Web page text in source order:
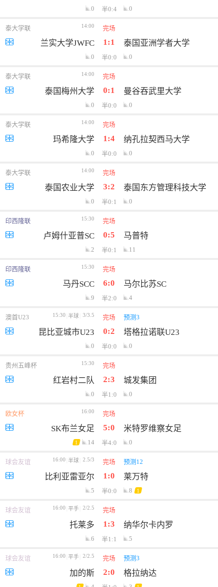
0 半0:4 0
泰大学联 14:00 完场
兰实大学JWFC 1:1 泰国亚洲学者大学
0 半0:0 0
泰大学联 14:00 完场
泰国梅州大学 0:1 曼谷吞武里大学
0 半0:0 0
泰大学联 14:00 完场
玛希隆大学 1:4 纳孔拉契西马大学
0 半0:0 0
泰大学联 14:00 完场
泰国农业大学 3:2 泰国东方管理科技大学
0 半0:1 0
印西隆联 15:30 完场
卢姆什亚普SC 0:5 马普特
2 半0:1 11
印西隆联 15:30 完场
马丹SCC 6:0 马尔比苏SC
9 半2:0 4
澳首U23 15:30 半球 3/3.5 完场 预测3
昆比亚城市U23 0:2 塔格拉诺联U23
0 半0:0 0
贵州五峰杯 15:30 完场
红岩村二队 2:3 城发集团
0 半1:0 0
欧女杯 16:00 完场
SK布兰女足 5:0 米特罗维察女足
1 14 半4:0 0
球会友谊 16:00 半球 2.5/3 完场 预测12
比利亚雷亚尔 1:0 莱万特
5 半0:0 8 1
球会友谊 16:00 平手 2/2.5 完场
托莱多 1:3 纳华尔卡内罗
6 半1:1 5
球会友谊 16:00 平手 2/2.5 完场 预测3
加的斯 2:0 格拉纳达